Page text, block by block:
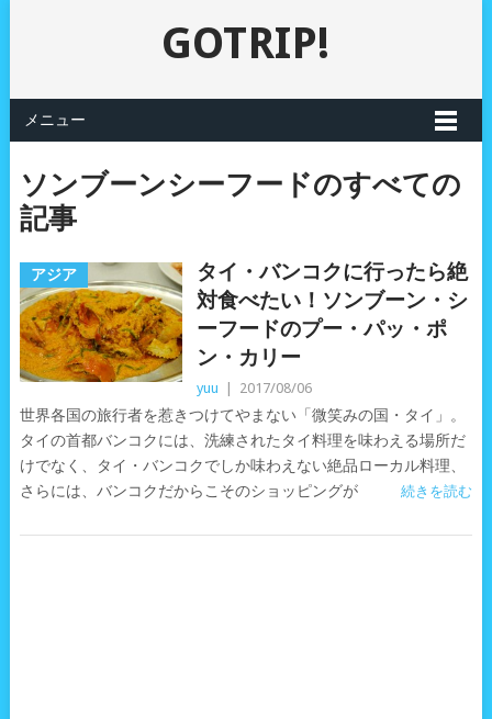
GOTRIP!
メニュー
ソンブーンシーフードのすべての
記事
アジア
タイ・バンコクに行ったら絶
対食べたい！ソンブーン・シ
ーフードのプー・パッ・ポ
ン・カリー
yuu 2017/08/06
世界各国の旅行者を惹きつけてやまない「微笑みの国・タイ」。
タイの首都バンコクには、洗練されたタイ料理を味わえる場所だ
けでなく、タイ・バンコクでしか味わえない絶品ローカル料理、
さらには、バンコクだからこそのショッピングが
続きを読む